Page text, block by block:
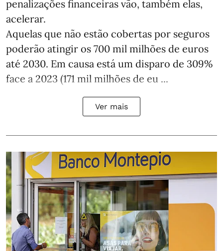
penalizações financeiras vão, também elas,
acelerar.
Aquelas que não estão cobertas por seguros
poderão atingir os 700 mil milhões de euros
até 2030. Em causa está um disparo de 309%
face a 2023 (171 mil milhões de eu ...
Ver mais